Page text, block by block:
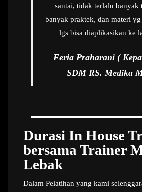
santai, tidak terlalu banyak
banyak praktek, dan materi
lgs bisa diaplikasikan ke
Feria Praharani (
SDM RS. Medika
Durasi In House
bersama Trainer
Lebak
Dalam Pelatihan yang kami